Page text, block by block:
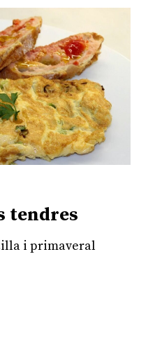
tendres
i primaveral